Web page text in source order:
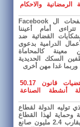
الرمضانية والاحكام
ونحن نطالع صفحات ال Facebook
أمام أعيننا
القضائية ضد
الدرامية بدعوى
معينة كالمحاماة
السكك الحديدية
وربما غدا مهن أخرى
قراءة في مقتضيات قانون 50.17
أنشطة الصناعة
توليه الدولة لقطاع
وحماية لهذا القطاع
الذي يشغل ما يقارب 2.4 مليون صانع